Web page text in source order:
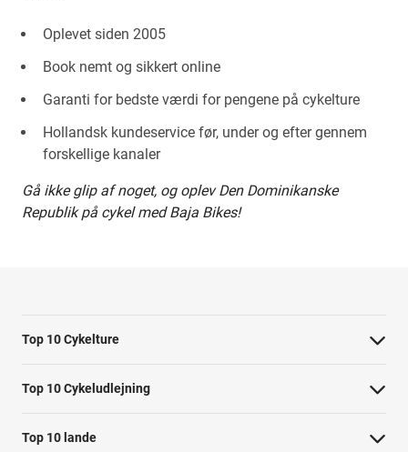
Oplevet siden 2005
Book nemt og sikkert online
Garanti for bedste værdi for pengene på cykelture
Hollandsk kundeservice før, under og efter gennem
forskellige kanaler
Gå ikke glip af noget, og oplev Den Dominikanske
Republik på cykel med Baja Bikes!
Top 10 Cykelture
Cykeltur i Barcelona: højdepunkterne
Cykeltur i Berlin: højdepunkterne
Tur til Paris: højdepunkter
Top 10 Cykeludlejning
Barcelona Cykeludlejning
Top 10 lande